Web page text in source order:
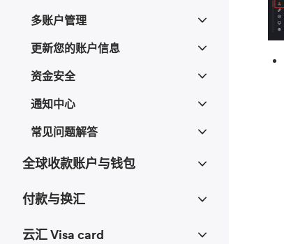
多账户管理
更新您的账户信息
资金安全
通知中心
常见问题解答
全球收款账户与钱包
付款与换汇
云汇 Visa card